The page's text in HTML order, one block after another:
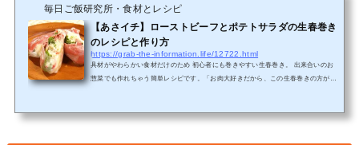
毎日ご飯研究所・食材とレシピ
【あさイチ】ローストビーフとポテトサラダの生春巻き
のレシピと作り方
https://grab-the-information.life/12722.html
具材がやわらかい食材だけのため 初心者にも巻きやすい生春巻き。 出来合いのお
惣菜でも作れちゃう簡単レシピです。「お肉大好きだから、この生春巻きの方がい
合いのお惣菜でも作れちゃう簡単レシピです。ローストビーフとポテトサラダの生